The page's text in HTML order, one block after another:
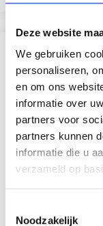
Deze website
We gebruiken
personaliseren,
en om ons
informatie over
partners voor
partners kunnen
informatie die u
verzameld op
Noodzakelijk
VERGELIJKBAAR
20% korting